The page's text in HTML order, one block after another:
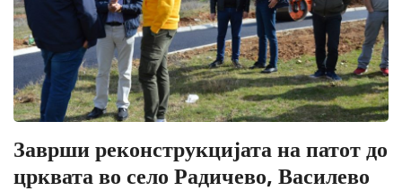
Заврши реконструкцијата на патот до
црквата во село Радичево, Василево